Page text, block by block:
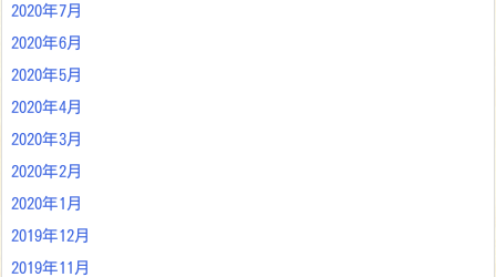
2020年7月
2020年6月
2020年5月
2020年4月
2020年3月
2020年2月
2020年1月
2019年12月
2019年11月